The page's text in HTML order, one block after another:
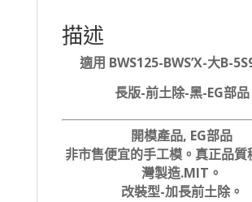
描述
適用 BWS125-BWS’X-大B-
長版-前土除-黑-EG部品
開模產品, EG部品
非市售便宜的手工模。真正品質
灣製造.MIT。
改裝型-加長前土除。